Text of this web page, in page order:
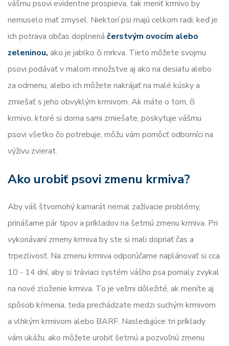
vášmu psovi evidentne prospieva, tak meniť krmivo by
nemuselo mať zmysel. Niektorí psi majú celkom radi, keď je
ich potrava občas doplnená čerstvým ovocím alebo
zeleninou, ako je jablko či mrkva. Tieto môžete svojmu
psovi podávať v malom množstve aj ako na desiatu alebo
za odmenu, alebo ich môžete nakrájať na malé kúsky a
zmiešať s jeho obvyklým krmivom. Ak máte o tom, či
krmivo, ktoré si doma sami zmiešate, poskytuje vášmu
psovi všetko čo potrebuje, môžu vám pomôcť odborníci na
výživu zvierat.
Ako urobiť psovi zmenu krmiva?
Aby váš štvornohý kamarát nemal zažívacie problémy,
prinášame pár tipov a príkladov na šetrnú zmenu krmiva. Pri
vykonávaní zmeny krmiva by ste si mali dopriať čas a
trpezlivosť. Na zmenu krmiva odporúčame naplánovať si cca
10 - 14 dní, aby si tráviaci systém vášho psa pomaly zvykal
na nové zloženie krmiva. To je veľmi dôležité, ak meníte aj
spôsob kŕmenia, teda prechádzate medzi suchým krmivom
a vlhkým krmivom alebo BARF. Nasledujúce tri príklady
vám ukážu, ako môžete urobiť šetrnú a pozvoľnú zmenu